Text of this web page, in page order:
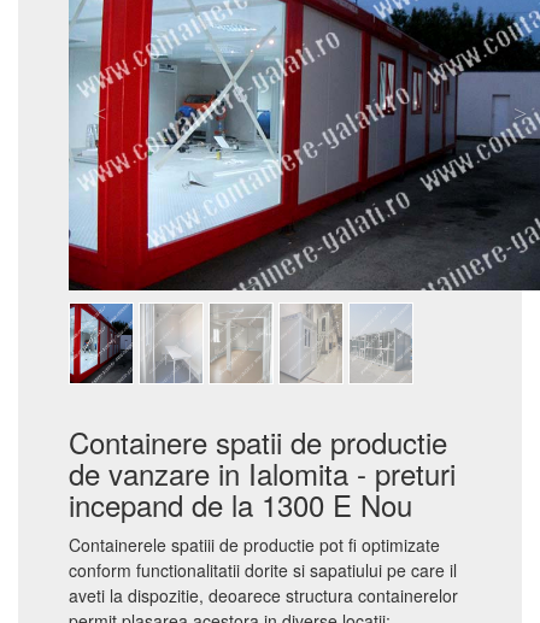
Containere spatii de productie
de vanzare in Ialomita - preturi
incepand de la 1300 E Nou
Containerele spatiii de productie pot fi optimizate
conform functionalitatii dorite si sapatiului pe care il
aveti la dispozitie, deoarece structura containerelor